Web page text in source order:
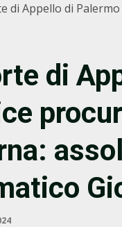
di Appello di
di